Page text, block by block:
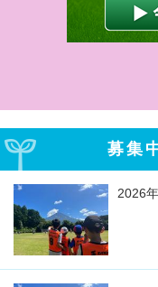
募集
2026